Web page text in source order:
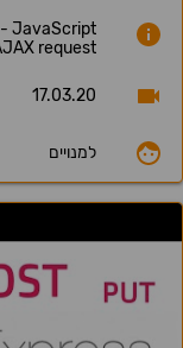
request
17.03.20
למנויים